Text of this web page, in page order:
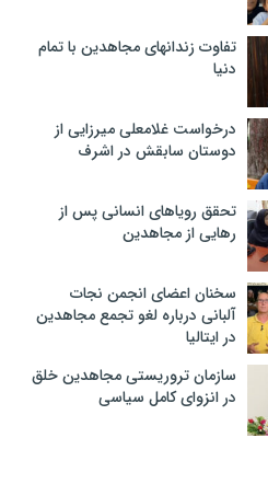
تفاوت زندانهای مجاهدین با تمام
دنیا
درخواست غلامعلی میرزایی از
دوستان سابقش در اشرف
تحقق رویاهای انسانی پس از
رهایی از مجاهدین
سخنان اعضای انجمن نجات
آلبانی درباره لغو تجمع مجاهدین
در ایتالیا
سازمان تروریستی مجاهدین خلق
در انزوای کامل سیاسی